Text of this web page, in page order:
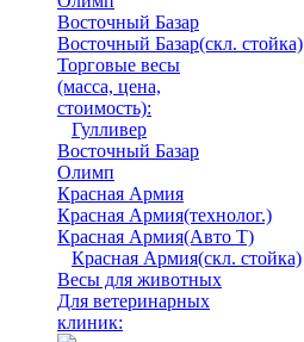
Восточный Базар
Восточный Базар(скл. стойка)
Торговые весы
(масса, цена,
стоимость):
Гулливер
Восточный Базар
Олимп
Красная Армия
Красная Армия(технолог.)
Красная Армия(Авто Т)
Красная Армия(скл. стойка)
Весы для животных
Для ветеринарных
клиник: